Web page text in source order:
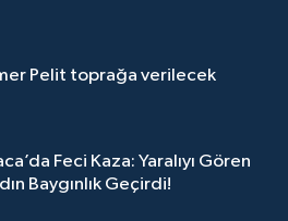
Pelit toprağa verilecek
Feci Kaza: Yaralıyı Gören
Baygınlık Geçirdi!